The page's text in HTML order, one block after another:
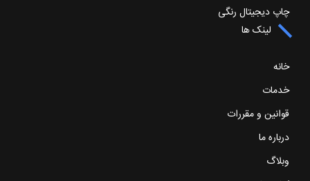
چاپ دیجیتال رنگی
لینک ها
خانه
خدمات
قوانین و مقررات
درباره ما
وبلاگ